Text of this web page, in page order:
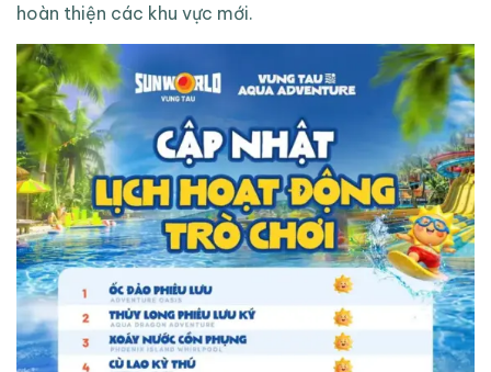
hoàn thiện các khu vực mới.